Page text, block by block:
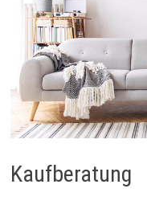
Kaufberatung